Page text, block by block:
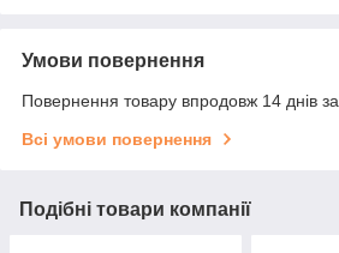
Умови повернення
Повернення товару впродовж 14 днів
Всі умови повернення
Подібні товари компанії